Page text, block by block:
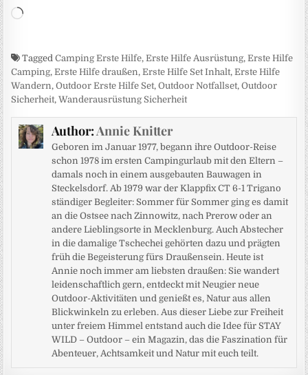
Wird geladen …
TaggedCamping Erste Hilfe,Erste Hilfe Ausrüstung,Erste Hilfe
Camping,Erste Hilfe draußen,Erste Hilfe Set Inhalt,Erste Hilfe
Wandern,Outdoor Erste Hilfe Set,Outdoor Notfallset,Outdoor
Sicherheit,Wanderausrüstung Sicherheit
Author: Annie Knitter
Geboren im Januar 1977, begann ihre Outdoor-Reise
schon 1978 im ersten Campingurlaub mit den Eltern –
damals noch in einem ausgebauten Bauwagen in
Steckelsdorf. Ab 1979 war der Klappfix CT 6-1 Trigano
ständiger Begleiter: Sommer für Sommer ging es damit
an die Ostsee nach Zinnowitz, nach Prerow oder an
andere Lieblingsorte in Mecklenburg. Auch Abstecher
in die damalige Tschechei gehörten dazu und prägten
früh die Begeisterung fürs Draußensein. Heute ist
Annie noch immer am liebsten draußen: Sie wandert
leidenschaftlich gern, entdeckt mit Neugier neue
Outdoor-Aktivitäten und genießt es, Natur aus allen
Blickwinkeln zu erleben. Aus dieser Liebe zur Freiheit
unter freiem Himmel entstand auch die Idee für STAY
WILD – Outdoor – ein Magazin, das die Faszination für
Abenteuer, Achtsamkeit und Natur mit euch teilt.